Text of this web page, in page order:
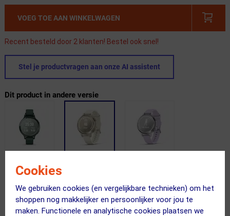
Cookies
We gebruiken cookies (en vergelijkbare technieken) om het
shoppen nog makkelijker en persoonlijker voor jou te
maken. Functionele en analytische cookies plaatsen we
VOEG TOE AAN WINKELWAGEN
Recent besteld door 2 klanten! Bestel ook snel!
Stel je productvragen aan onze AI assistent
Dit product in andere versie
Gratis bezorging & retourneren
Vandaag besteld = maandag in huis!
365 dagen retourrecht